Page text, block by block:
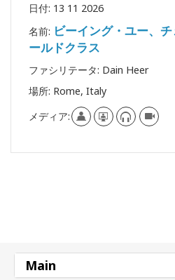
ク
ラ
ス
ァ
リ
日付: 13 11 2026
名前: ビーイング・ユー、
ールドクラス
ファシリテータ: Dain Heer
場所: Rome, Italy
メディア:
Main